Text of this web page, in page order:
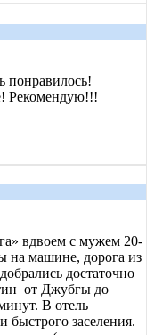
понравилось!
Рекомендую!!!
вдвоем с мужем 20-
на машине, дорога из
достаточно
от Джубгы до
В отель
быстрого заселения.